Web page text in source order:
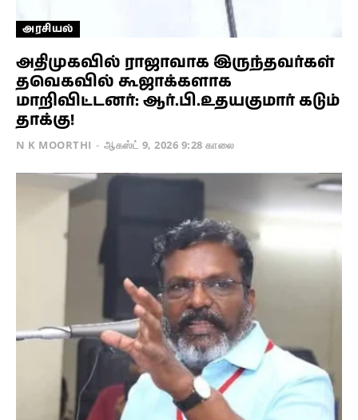
அரசியல்
அதிமுகவில் ராஜாவாக இருந்தவர்கள்
தவெகவில் கூஜாக்களாக
மாறிவிட்டனர்: ஆர்.பி.உதயகுமார் கடும்
தாக்கு!
N K MOORTHI - ஆகஸ்ட் 9, 2026 9:28 காலை